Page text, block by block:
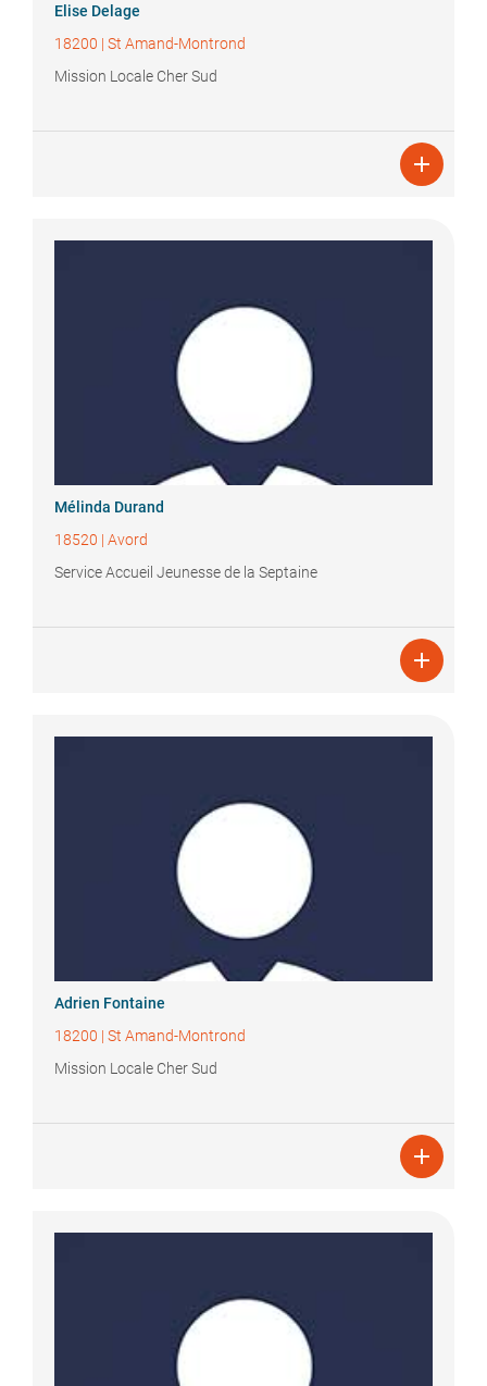
Elise Delage
18200 | St Amand-Montrond
Mission Locale Cher Sud

Mélinda Durand
18520 | Avord
Service Accueil Jeunesse de la Septaine

Adrien Fontaine
18200 | St Amand-Montrond
Mission Locale Cher Sud
